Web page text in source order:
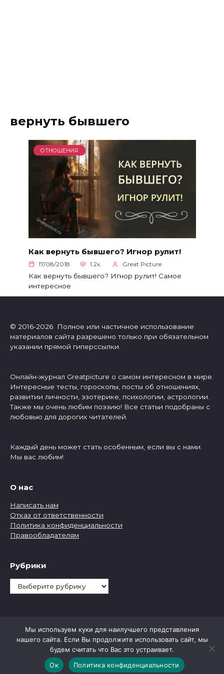
вернуть бывшего
ОТНОШЕНИЯ
Как вернуть бывшего? Игнор рулит!
17/08/2018 1.2к. Great Picture
Как вернуть бывшего? Игнор рулит! Самое
интересное
© 2016-2026 Полное или частичное использование
материалов сайта разрешено только при обязательном
указании прямой гиперссылки.
Онлайн-журнал Greatpicture о самом интересном в мире.
Интересные тесты, гороскопы, посты об отношениях,
развитии личности, эзотерике, психологии, астрологии.
Также мы очень любим поэзию! Все статьи подобраны с
любовью для дорогих читателей.
Каждый день может стать особенным, если вы с нами.
Мы вас любим!
О нас
Написать нам
Отказ от ответственности
Политика конфиденциальности
Правообладателям
Рубрики
Рубрики
Мы используем куки для наилучшего представления
нашего сайта. Если Вы продолжите использовать сайт, мы
будем считать что Вас это устраивает.
Ок
Политика конфиденциальности